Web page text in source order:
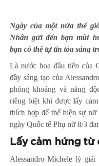
Ngày của một nửa thế
Nhân gửi đến bạn mùi
bạn có thể tự tin tỏa sáng
Là nước hoa đầu tiên của
đầy sáng tạo của
phóng khoáng và năng
riêng biệt khi được lấy
thích hợp để thể hiện sự
ngày Quốc tế Phụ nữ 8/3
Lấy cảm hứng từ
Alessandro Michele lý